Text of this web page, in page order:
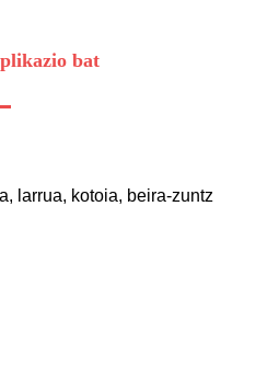
bat
larrua, kotoia, beira-zuntz